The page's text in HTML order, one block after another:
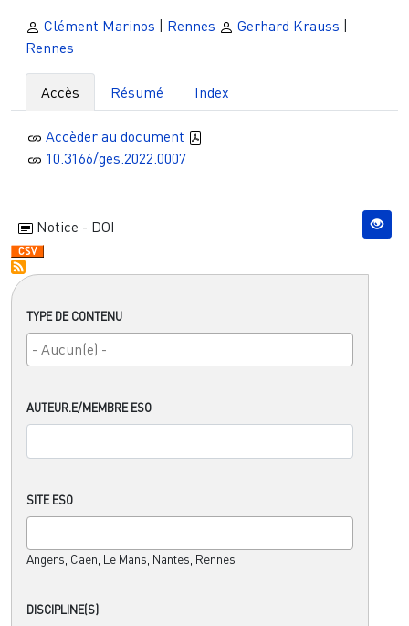
TYPE DE CONTENU
AUTEUR.E/MEMBRE ESO
SITE ESO
Angers, Caen, Le Mans, Nantes, Rennes
DISCIPLINE(S)
Clément Marinos | Rennes Gerhard Krauss |
Rennes
Accès Résumé Index
Accèder au document
10.3166/ges.2022.0007
Notice - DOI